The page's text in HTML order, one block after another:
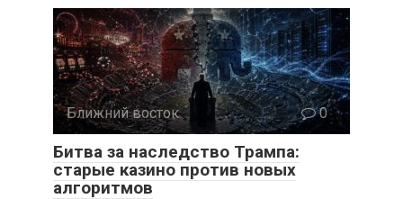
Ближний восток 0
Битва за наследство Трампа:
старые казино против новых
алгоритмов